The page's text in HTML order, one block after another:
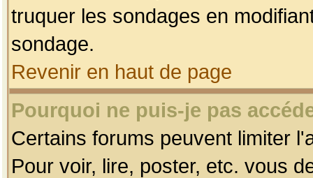
truquer les sondages en
sondage.
Revenir en haut de page
Pourquoi ne puis-je pas
Certains forums peuvent limiter
Pour voir, lire, poster, etc. vous